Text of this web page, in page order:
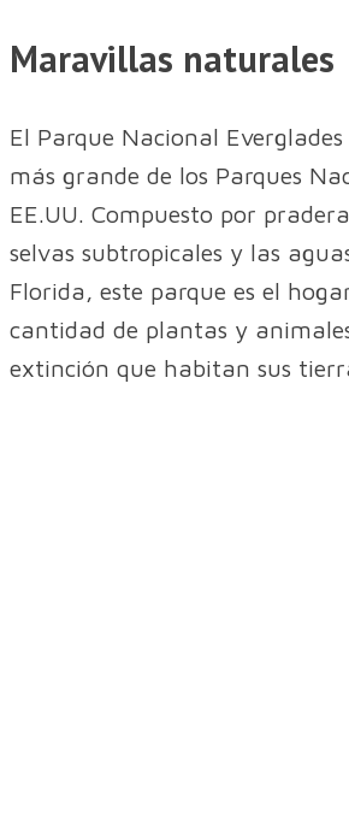
Maravillas naturales
El Parque Nacional Everglades
más grande de los Parques
EE.UU. Compuesto por
selvas subtropicales y las
Florida, este parque es el
cantidad de plantas y
extinción que habitan sus